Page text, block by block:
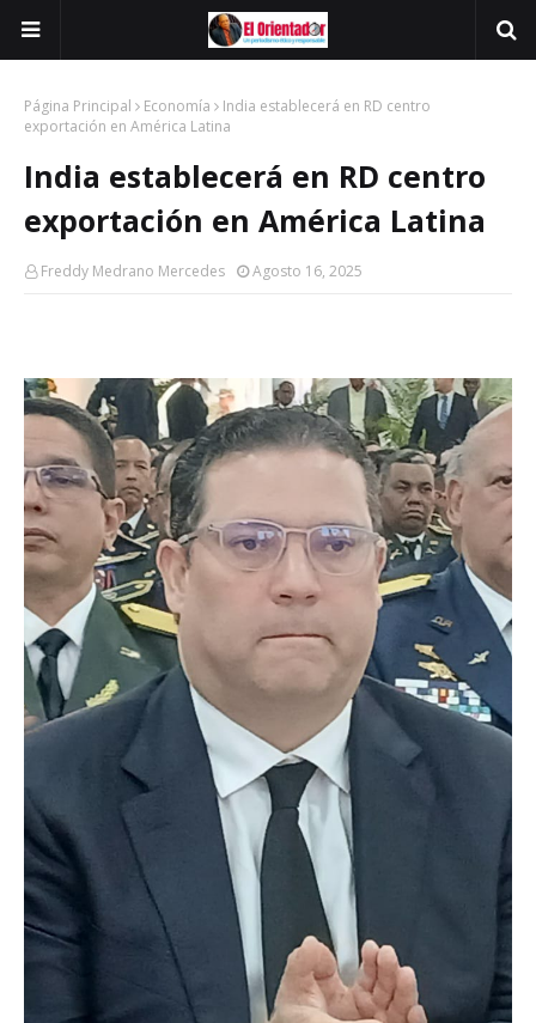
Página Principal Economía
India establecerá en RD centro
exportación en América Latina
India establecerá en RD centro
exportación en América Latina
Freddy Medrano Mercedes Agosto 16, 2025